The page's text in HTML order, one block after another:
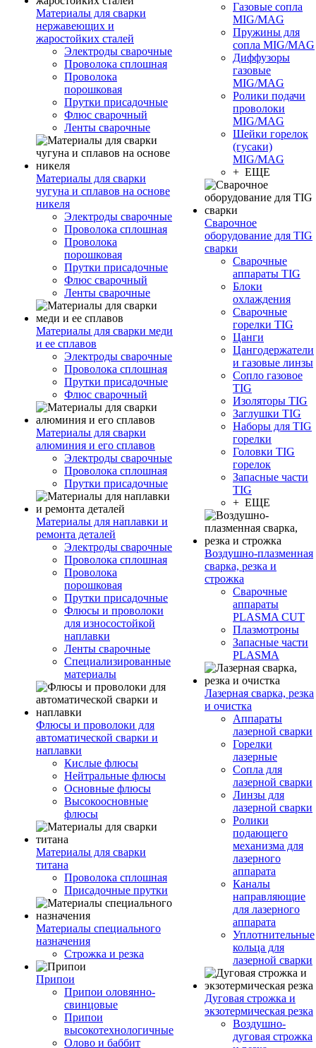
Материалы для сварки
нержавеющих и
жаростойких сталей
Электроды сварочные
Проволока сплошная
Проволока
порошковая
Прутки присадочные
Флюс сварочный
Ленты сварочные
Материалы для сварки
чугуна и сплавов на основе
никеля
Электроды сварочные
Проволока сплошная
Проволока
порошковая
Прутки присадочные
Флюс сварочный
Ленты сварочные
Материалы для сварки меди
и ее сплавов
Электроды сварочные
Проволока сплошная
Прутки присадочные
Флюс сварочный
Материалы для сварки
алюминия и его сплавов
Электроды сварочные
Проволока сплошная
Прутки присадочные
Материалы для наплавки и
ремонта деталей
Электроды сварочные
Проволока сплошная
Проволока
порошковая
Прутки присадочные
Флюсы и проволоки
для износостойкой
наплавки
Ленты сварочные
Специализированные
материалы
Флюсы и проволоки для
автоматической сварки и
наплавки
Кислые флюсы
Нейтральные флюсы
Основные флюсы
Высокоосновные
флюсы
Материалы для сварки
титана
Проволока сплошная
Присадочные прутки
Материалы специального
назначения
Строжка и резка
Припои
Припои оловянно-
свинцовые
Припои
высокотехнологичные
Олово и баббит
Газовые сопла
MIG/MAG
Пружины для
сопла MIG/MAG
Диффузоры
газовые
MIG/MAG
Ролики подачи
проволоки
MIG/MAG
Шейки горелок
(гусаки)
MIG/MAG
+ ЕЩЕ
Сварочное
оборудование для TIG
сварки
Сварочные
аппараты TIG
Блоки
охлаждения
Сварочные
горелки TIG
Цанги
Цангодержатели
и газовые линзы
Сопло газовое
TIG
Изоляторы TIG
Заглушки TIG
Наборы для TIG
горелки
Головки TIG
горелок
Запасные части
TIG
+ ЕЩЕ
Воздушно-плазменная
сварка, резка и
строжка
Сварочные
аппараты
PLASMA CUT
Плазмотроны
Запасные части
PLASMA
Лазерная сварка, резка
и очистка
Аппараты
лазерной сварки
Горелки
лазерные
Сопла для
лазерной сварки
Линзы для
лазерной сварки
Ролики
подающего
механизма для
лазерного
аппарата
Каналы
направляющие
для лазерного
аппарата
Уплотнительные
кольца для
лазерной сварки
Дуговая строжка и
экзотермическая резка
Воздушно-
дуговая строжка